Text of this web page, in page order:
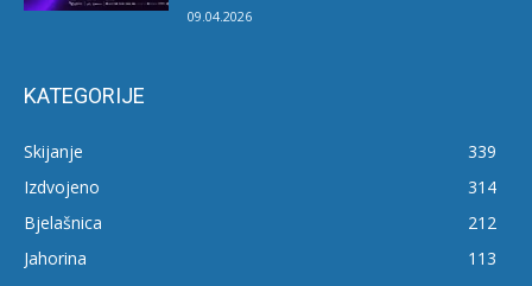
09.04.2026
KATEGORIJE
Skijanje
339
Izdvojeno
314
Bjelašnica
212
Jahorina
113